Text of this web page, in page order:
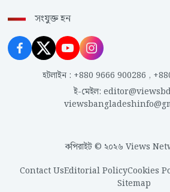
সংযুক্ত হন
হটলাইন : +880 9666 900286 ,
ই-মেইল:
কপিরাইট © ২০২৬ Views
Contact UsEditorial PolicyCookies
Sitemap